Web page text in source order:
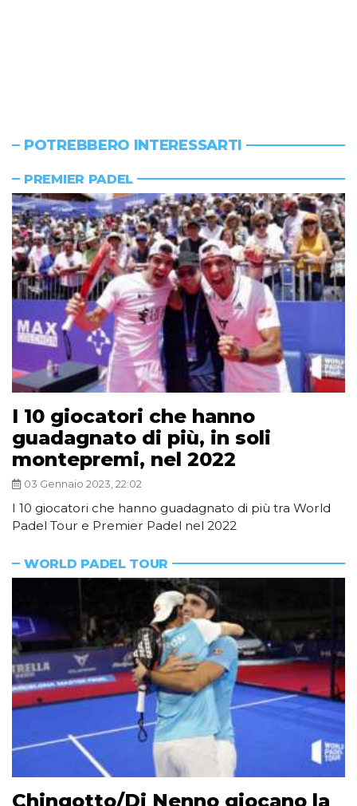
POTREBBERO INTERESSARTI
PREMIER PADEL
I 10 giocatori che hanno
guadagnato di più, in soli
montepremi, nel 2022
03 Gennaio 2023, 22:02
I 10 giocatori che hanno guadagnato di più tra World
Padel Tour e Premier Padel nel 2022
WORLD PADEL TOUR
Chingotto/Di Nenno giocano la